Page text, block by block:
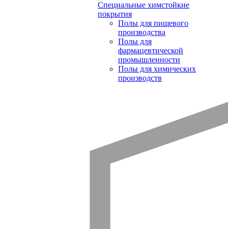
Специальные химстойкие
покрытия
Полы для пищевого
производства
Полы для
фармацевтической
промышленности
Полы для химических
производств